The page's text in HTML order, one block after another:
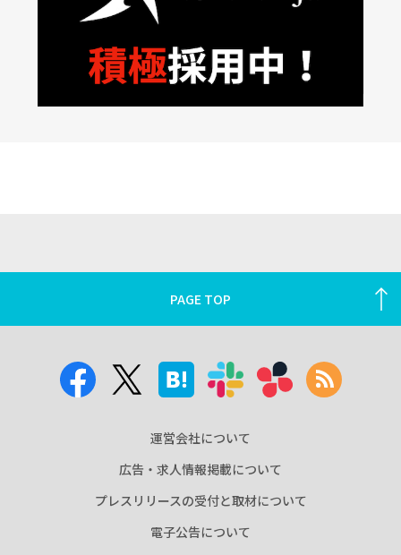
PAGE TOP
運営会社について
広告・求人情報掲載について
プレスリリースの受付と取材について
電子公告について